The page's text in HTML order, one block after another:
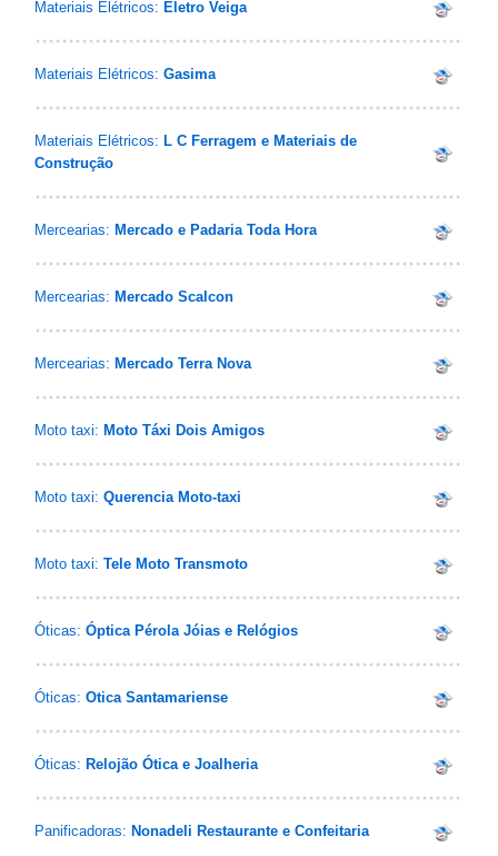
Materiais Elétricos: Eletro Veiga
Materiais Elétricos: Gasima
Materiais Elétricos: L C Ferragem e Materiais de
Construção
Mercearias: Mercado e Padaria Toda Hora
Mercearias: Mercado Scalcon
Mercearias: Mercado Terra Nova
Moto taxi: Moto Táxi Dois Amigos
Moto taxi: Querencia Moto-taxi
Moto taxi: Tele Moto Transmoto
Óticas: Óptica Pérola Jóias e Relógios
Óticas: Otica Santamariense
Óticas: Relojão Ótica e Joalheria
Panificadoras: Nonadeli Restaurante e Confeitaria